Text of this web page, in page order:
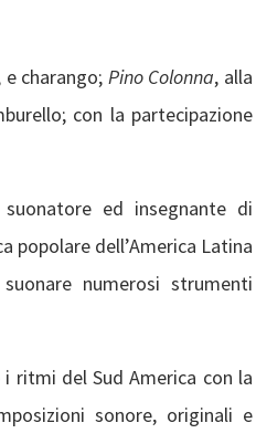
charango; Pino Colonna, alla
con la partecipazione
ed insegnante di
popolare dell’America Latina
numerosi strumenti
ritmi del Sud America con la
sonore, originali e